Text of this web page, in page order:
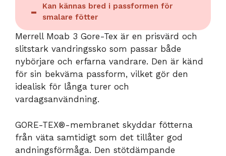
Kan kännas bred i passformen för
smalare fötter
Merrell Moab 3 Gore-Tex är en prisvärd och
slitstark vandringssko som passar både
nybörjare och erfarna vandrare. Den är känd
för sin bekväma passform, vilket gör den
idealisk för långa turer och
vardagsanvändning.
GORE-TEX®-membranet skyddar fötterna
från väta samtidigt som det tillåter god
andningsförmåga. Den stötdämpande